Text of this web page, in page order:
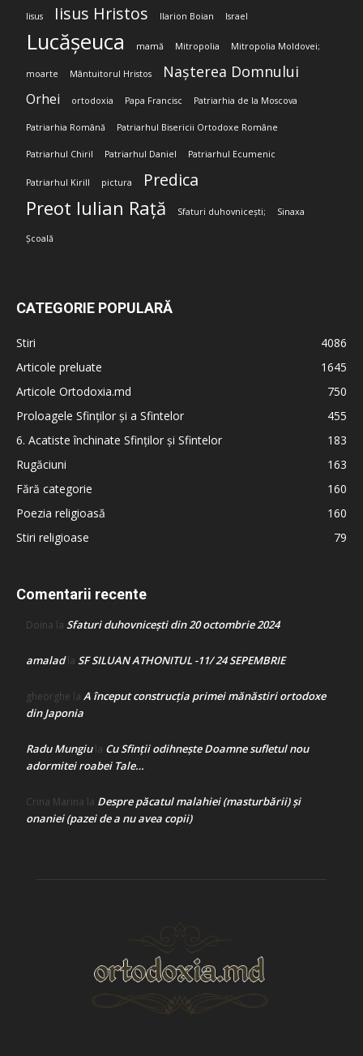
Iisus Iisus Hristos Ilarion Boian Israel
Lucășeuca mamă Mitropolia Mitropolia Moldovei;
moarte Mântuitorul Hristos Nașterea Domnului
Orhei ortodoxia Papa Francisc Patriarhia de la Moscova
Patriarhia Română Patriarhul Bisericii Ortodoxe Române
Patriarhul Chiril Patriarhul Daniel Patriarhul Ecumenic
Patriarhul Kirill pictura Predica
Preot Iulian Rață Sfaturi duhovnicești; Sinaxa
Școală
CATEGORIE POPULARĂ
Stiri
4086
Articole preluate
1645
Articole Ortodoxia.md
750
Proloagele Sfinților și a Sfintelor
455
6. Acatiste închinate Sfinților și Sfintelor
183
Rugăciuni
163
Fără categorie
160
Poezia religioasă
160
Stiri religioase
79
Comentarii recente
Doina la Sfaturi duhovnicești din 20 octombrie 2024
amaladla SF SILUAN ATHONITUL -11/ 24 SEPEMBRIE
gheorghe la A început construcţia primei mănăstiri ortodoxe
din Japonia
Radu Mungiula Cu Sfinții odihnește Doamne sufletul nou
adormitei roabei Tale…
Crina Marina la Despre păcatul malahiei (masturbării) şi
onaniei (pazei de a nu avea copii)